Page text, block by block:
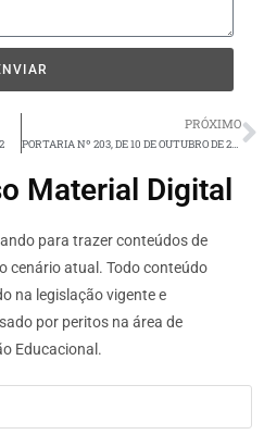
PRÓXIMO
PORTARIA Nº 203, DE 10 DE OUTUBRO DE 2022
Material Digital
para trazer conteúdos de
cenário atual. Todo conteúdo
na legislação vigente e
por peritos na área de
Educacional.